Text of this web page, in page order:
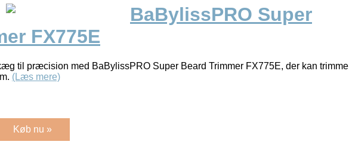
BaBylissPRO Super
FX775E
til præcision med BaBylissPRO Super Beard Trimmer FX775E, der kan trimme
(Læs mere)
Køb nu »